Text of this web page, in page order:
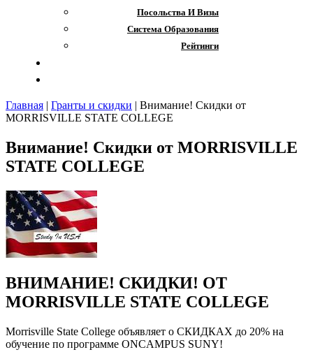
Посольства И Визы
Система Образования
Рейтинги
Главная | Гранты и скидки | Внимание! Скидки от
MORRISVILLE STATE COLLEGE
Внимание! Скидки от MORRISVILLE
STATE COLLEGE
ВНИМАНИЕ! СКИДКИ! ОТ
MORRISVILLE STATE COLLEGE
Morrisville State College объявляет о СКИДКАХ до 20% на
обучение по программе ONCAMPUS SUNY!